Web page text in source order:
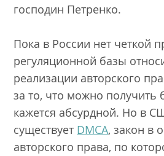
господин Петренко.
Пока в России нет четкой
регуляционной базы
реализации авторского
за то, что можно получить
кажется абсурдной. Но в
существует DMCA, закон в
авторского права, по